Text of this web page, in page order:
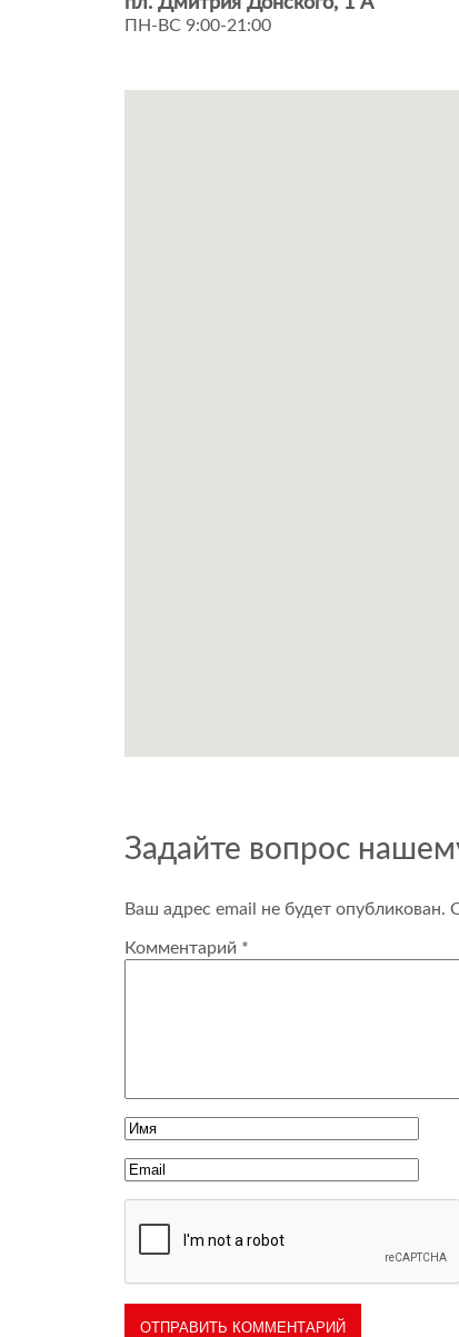
ПН-ВС 9:00-21:00
Задайте вопрос
Ваш адрес email не будет опубликован.
Комментарий *